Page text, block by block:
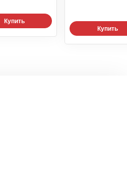
Купить
Купить